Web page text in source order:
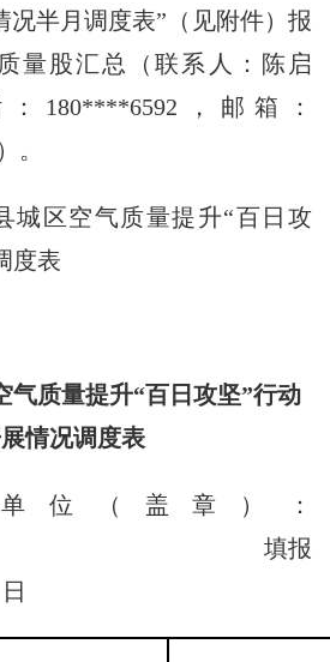
况半月调度表”（见附件）报
量股汇总（联系人：陈启
180****6592，邮箱：
。
区空气质量提升“百日攻
度表
质量提升“百日攻坚”行动
情况调度表
（盖章）：
报